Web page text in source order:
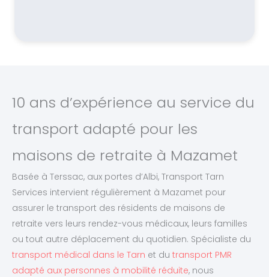
10 ans d’expérience au service du
transport adapté pour les
maisons de retraite à Mazamet
Basée à Terssac, aux portes d’Albi, Transport Tarn
Services intervient régulièrement à Mazamet pour
assurer le transport des résidents de maisons de
retraite vers leurs rendez-vous médicaux, leurs familles
ou tout autre déplacement du quotidien. Spécialiste du
transport médical dans le Tarn et du transport PMR
adapté aux personnes à mobilité réduite, nous